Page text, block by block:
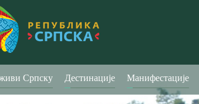
Српску Дестинације Манифестације